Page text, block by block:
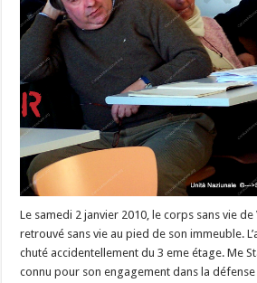
du
[Articles,
Photos
et
Le samedi 2 janvier 2010, le corps sans vie
retrouvé sans vie au pied de son immeuble.
chuté accidentellement du 3 eme étage. Me
connu pour son engagement dans la